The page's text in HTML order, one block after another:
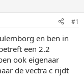
#1
en ben in
een 2.2
ook eigenaar
de vectra c rijdt